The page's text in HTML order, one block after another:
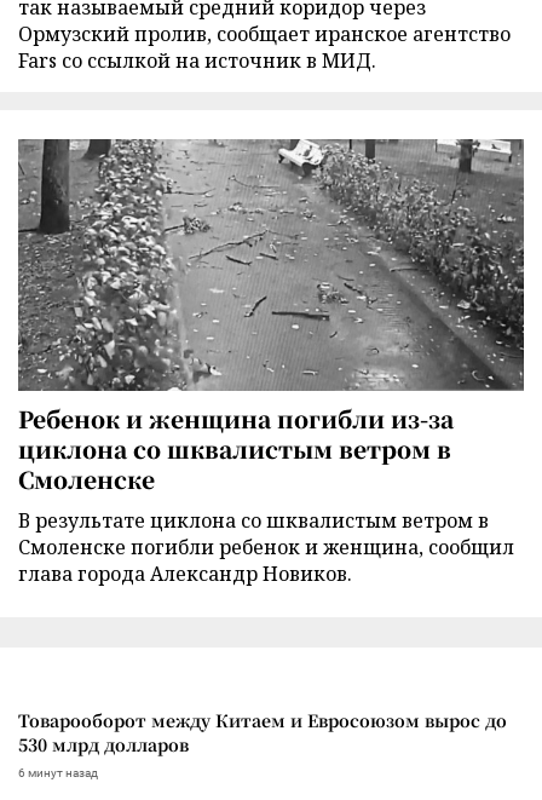
так называемый средний коридор через
Ормузский пролив, сообщает иранское агентство
Fars со ссылкой на источник в МИД.
Ребенок и женщина погибли из-за
циклона со шквалистым ветром в
Смоленске
В результате циклона со шквалистым ветром в
Смоленске погибли ребенок и женщина, сообщил
глава города Александр Новиков.
Товарооборот между Китаем и Евросоюзом вырос до
530 млрд долларов
6 минут назад